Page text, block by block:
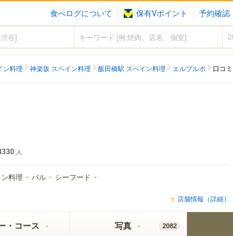
食べログについて 保有Vポイント 予約確認
ン料理 神楽坂 スペイン料理 飯田橋駅 スペイン料理 エルプルポ 口コミ
人
料理 バル シーフード
店舗情報（詳細）
・コース 写真 2082